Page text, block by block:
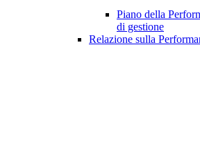
Piano della
di gestione
Relazione sulla